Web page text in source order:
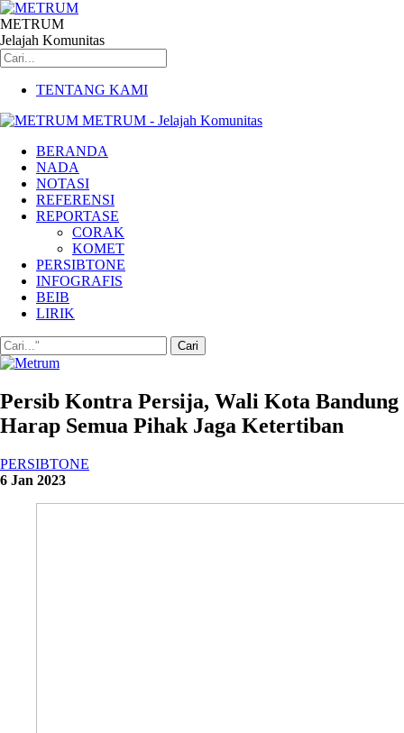
METRUM
Jelajah Komunitas
TENTANG KAMI
METRUM - Jelajah Komunitas
BERANDA
NADA
NOTASI
REFERENSI
REPORTASE
CORAK
KOMET
PERSIBTONE
INFOGRAFIS
BEIB
LIRIK
Persib Kontra Persija, Wali Kota Bandung
Harap Semua Pihak Jaga Ketertiban
PERSIBTONE
6 Jan 2023